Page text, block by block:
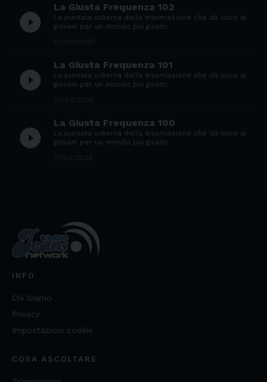
play_circle_filled
La Giusta Frequenza 102
La puntata odierna della trasmissione che dà voce ai
giovani per un mondo più giusto
play_circle_filled
La Giusta Frequenza 101
La puntata odierna della trasmissione che dà voce ai
giovani per un mondo più giusto
play_circle_filled
La Giusta Frequenza 100
La puntata odierna della trasmissione che dà voce ai
giovani per un mondo più giusto
INFO
Chi Siamo
Privacy
Impostazioni cookie
COSA ASCOLTARE